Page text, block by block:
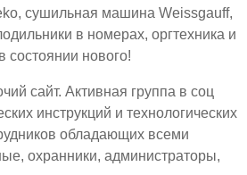
сушильная машина Weissgauff,
в номерах, оргтехника и
состоянии нового!
сайт. Активная группа в соц
инструкций и технологических
обладающих всеми
охранники, администраторы,